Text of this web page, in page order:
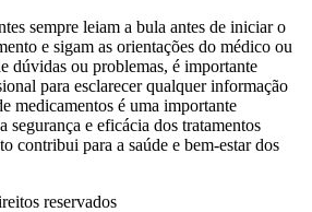
sempre leiam a bula antes de iniciar o
e sigam as orientações do médico ou
dúvidas ou problemas, é importante
para esclarecer qualquer informação
medicamentos é uma importante
segurança e eficácia dos tratamentos
contribui para a saúde e bem-estar dos
reservados